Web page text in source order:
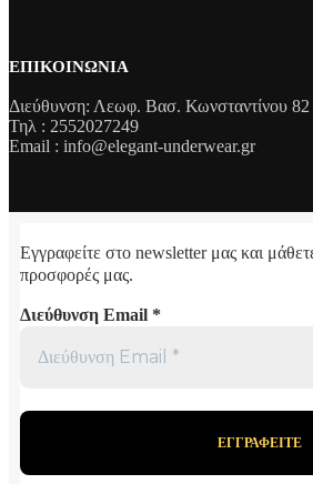
ΕΠΙΚΟΙΝΩΝΊΑ
Διεύθυνση: Λεωφ. Βασ. Κωνσταντίνου 82
Τηλ : 2552027249
Email : info@elegant-underwear.gr
Εγγραφείτε στο newsletter μας και
προσφορές μας.
Διεύθυνση Email *